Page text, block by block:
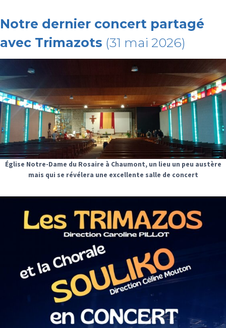
Notre dernier concert partagé
avec Trimazots (31 mai 2026)
Église Notre-Dame du Rosaire à Chaumont, un lieu un peu austère
mais qui se révélera une excellente salle de concert